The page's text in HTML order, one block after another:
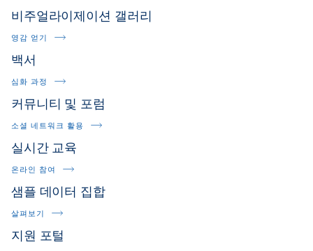
비주얼라이제이션 갤러리
영감 얻기
백서
심화 과정
커뮤니티 및 포럼
소셜 네트워크 활용
실시간 교육
온라인 참여
샘플 데이터 집합
살펴보기
지원 포털